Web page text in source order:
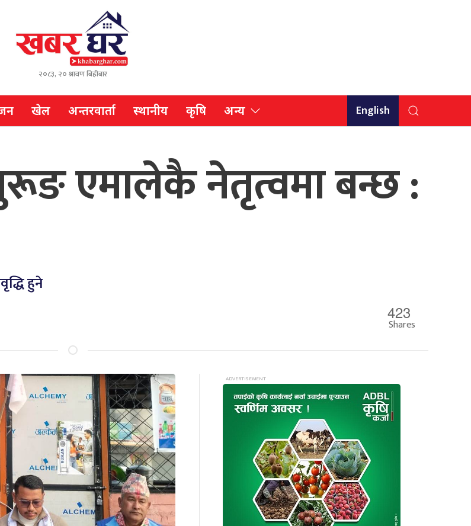
२०८३, २० श्रावण बिहीबार
खेल अन्तरवार्ता स्थानीय कृषि अन्य English
एमालेकै नेतृत्वमा बन्छ :
हुने
423
Shares